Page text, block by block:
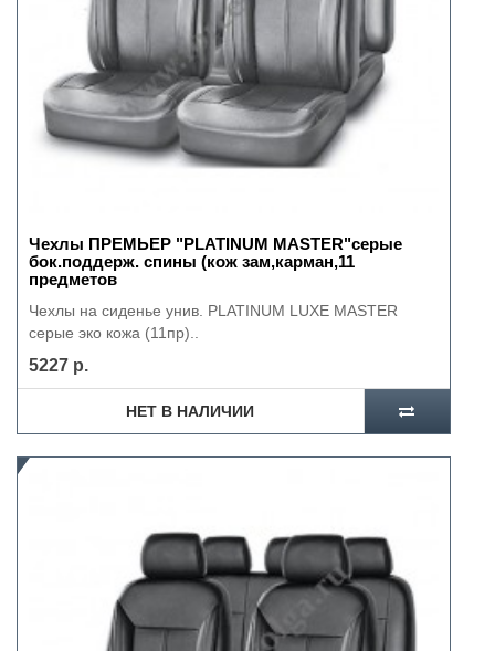
Чехлы ПРЕМЬЕР "PLATINUM MASTER"серые
бок.поддерж. спины (кож зам,карман,11
предметов
Чехлы на сиденье унив. PLATINUM LUXE MASTER
серые эко кожа (11пр)..
5227 р.
НЕТ В НАЛИЧИИ